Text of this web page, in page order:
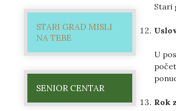
STARI GRAD MISLI
NA TEBE
SENIOR CENTAR
Stari
U
Rok